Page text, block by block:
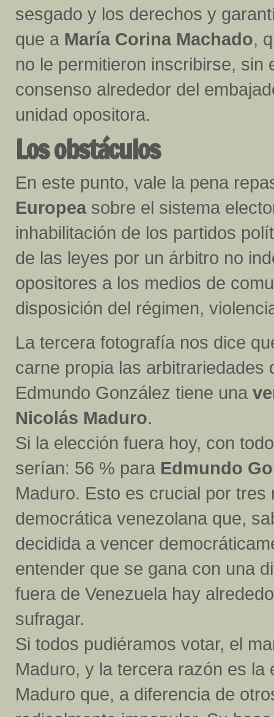
sesgado y los derechos y
que a María Corina Machado,
no le permitieron inscribirse,
consenso alrededor del
unidad opositora.
Los obstáculos
En este punto, vale la pena
Europeasobre el sistema
inhabilitación de los partidos
de las leyes por un árbitro no
opositores a los medios de
disposición del régimen,
La tercera fotografía nos dice
carne propia las arbitrariedades
Edmundo González tiene una
Nicolás Maduro.
Si la elección fuera hoy, con
serían: 56 % para Edmundo
Maduro. Esto es crucial por
democrática venezolana que,
decidida a vencer
entender que se gana con una
fuera de Venezuela hay
sufragar.
Si todos pudiéramos votar, el
Maduro, y la tercera razón es
Maduro que, a diferencia de